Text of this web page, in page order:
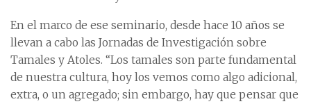
En el marco de ese seminario, desde hace 10 años se
llevan a cabo las Jornadas de Investigación sobre
Tamales y Atoles. “Los tamales son parte fundamental
de nuestra cultura, hoy los vemos como algo adicional,
extra, o un agregado; sin embargo, hay que pensar que